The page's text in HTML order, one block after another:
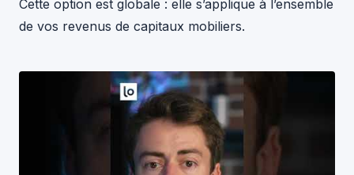
Cette option est globale : elle s’applique à l’ensemble
de vos revenus de capitaux mobiliers.